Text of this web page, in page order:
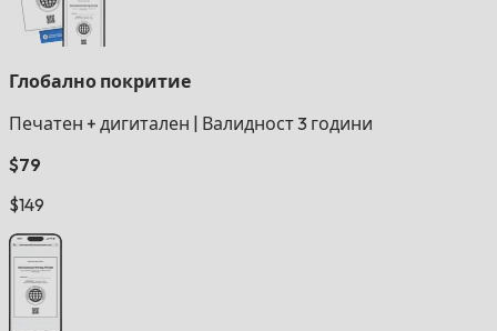
Глобално покритие
Печатен + дигитален
Валидност 3 години
$79
$149